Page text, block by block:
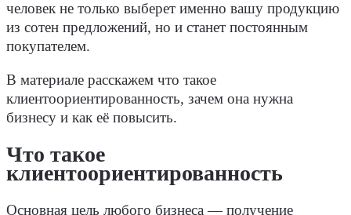
человек не только выберет именно вашу продукцию
из сотен предложений, но и станет постоянным
покупателем.
В материале расскажем что такое
клиентоориентированность, зачем она нужна
бизнесу и как её повысить.
Что такое
клиентоориентированность
Основная цель любого бизнеса — получение